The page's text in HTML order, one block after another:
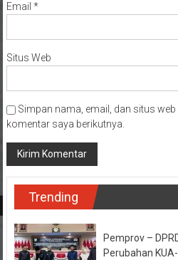
Email *
Situs Web
Simpan nama, email, dan situs
komentar saya berikutnya.
Trending
Pemprov –
Perubahan